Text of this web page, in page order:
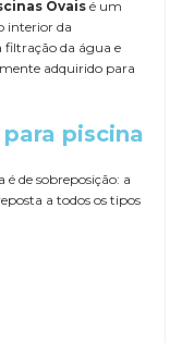
Ovais é um
interior da
da água e
adquirido para
piscina
de sobreposição: a
a todos os tipos